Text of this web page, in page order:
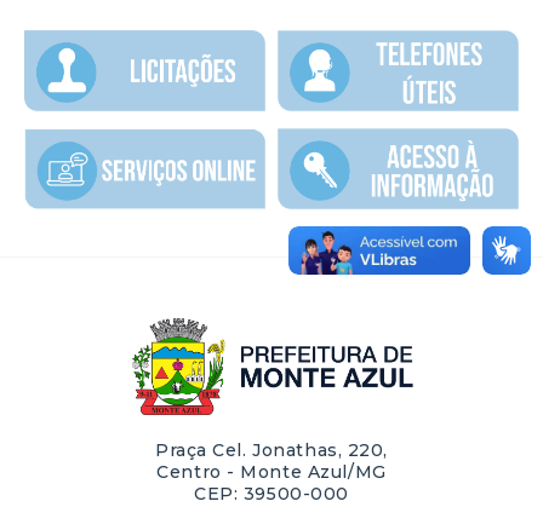
Praça Cel. Jonathas, 220,
Centro - Monte Azul/MG
CEP: 39500-000